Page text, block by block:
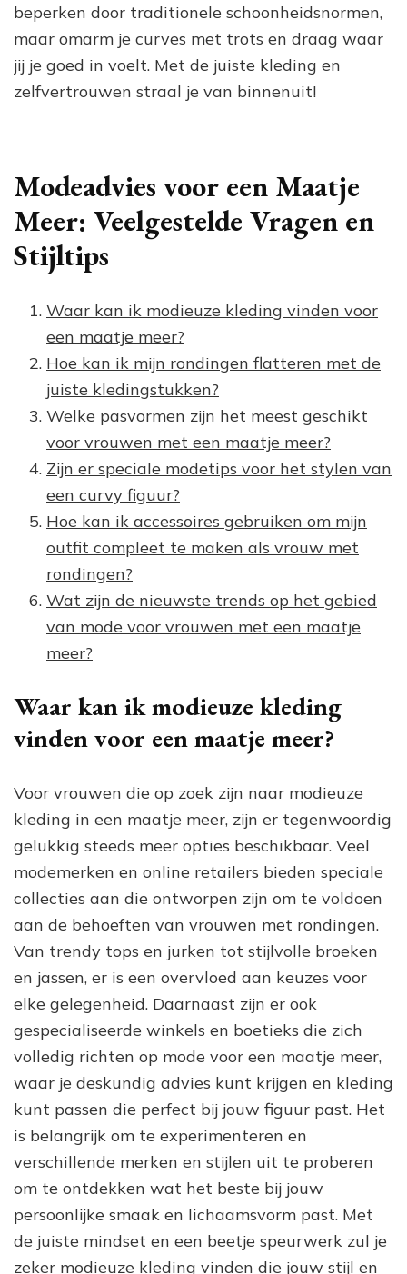
beperken door traditionele schoonheidsnormen,
maar omarm je curves met trots en draag waar
jij je goed in voelt. Met de juiste kleding en
zelfvertrouwen straal je van binnenuit!
Modeadvies voor een Maatje
Meer: Veelgestelde Vragen en
Stijltips
Waar kan ik modieuze kleding vinden voor
een maatje meer?
Hoe kan ik mijn rondingen flatteren met de
juiste kledingstukken?
Welke pasvormen zijn het meest geschikt
voor vrouwen met een maatje meer?
Zijn er speciale modetips voor het stylen van
een curvy figuur?
Hoe kan ik accessoires gebruiken om mijn
outfit compleet te maken als vrouw met
rondingen?
Wat zijn de nieuwste trends op het gebied
van mode voor vrouwen met een maatje
meer?
Waar kan ik modieuze kleding
vinden voor een maatje meer?
Voor vrouwen die op zoek zijn naar modieuze
kleding in een maatje meer, zijn er tegenwoordig
gelukkig steeds meer opties beschikbaar. Veel
modemerken en online retailers bieden speciale
collecties aan die ontworpen zijn om te voldoen
aan de behoeften van vrouwen met rondingen.
Van trendy tops en jurken tot stijlvolle broeken
en jassen, er is een overvloed aan keuzes voor
elke gelegenheid. Daarnaast zijn er ook
gespecialiseerde winkels en boetieks die zich
volledig richten op mode voor een maatje meer,
waar je deskundig advies kunt krijgen en kleding
kunt passen die perfect bij jouw figuur past. Het
is belangrijk om te experimenteren en
verschillende merken en stijlen uit te proberen
om te ontdekken wat het beste bij jouw
persoonlijke smaak en lichaamsvorm past. Met
de juiste mindset en een beetje speurwerk zul je
zeker modieuze kleding vinden die jouw stijl en